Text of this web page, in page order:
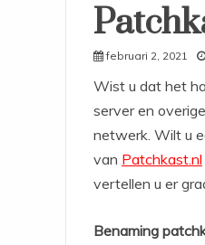
februari 2, 2021
Wist u dat het
server en
netwerk. Wilt u
van Patchkast.nl
vertellen u er
Benaming